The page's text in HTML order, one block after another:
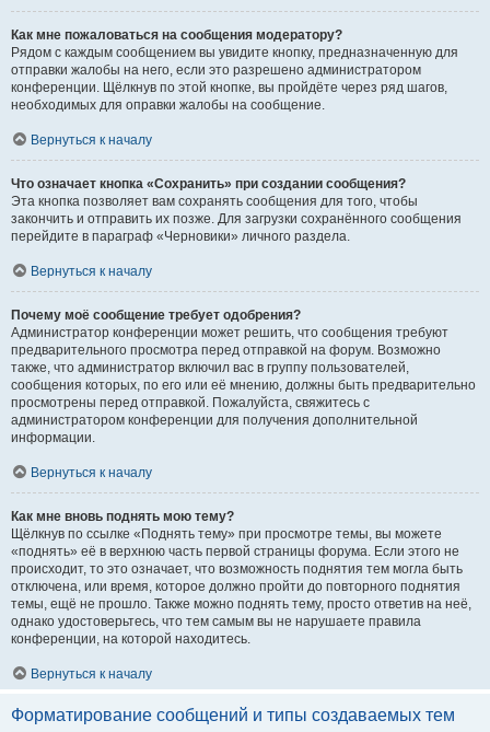
Как мне пожаловаться на сообщения модератору?
Рядом с каждым сообщением вы увидите кнопку, предназначенную для
отправки жалобы на него, если это разрешено администратором
конференции. Щёлкнув по этой кнопке, вы пройдёте через ряд шагов,
необходимых для оправки жалобы на сообщение.
Вернуться к началу
Что означает кнопка «Сохранить» при создании сообщения?
Эта кнопка позволяет вам сохранять сообщения для того, чтобы
закончить и отправить их позже. Для загрузки сохранённого сообщения
перейдите в параграф «Черновики» личного раздела.
Вернуться к началу
Почему моё сообщение требует одобрения?
Администратор конференции может решить, что сообщения требуют
предварительного просмотра перед отправкой на форум. Возможно
также, что администратор включил вас в группу пользователей,
сообщения которых, по его или её мнению, должны быть предварительно
просмотрены перед отправкой. Пожалуйста, свяжитесь с
администратором конференции для получения дополнительной
информации.
Вернуться к началу
Как мне вновь поднять мою тему?
Щёлкнув по ссылке «Поднять тему» при просмотре темы, вы можете
«поднять» её в верхнюю часть первой страницы форума. Если этого не
происходит, то это означает, что возможность поднятия тем могла быть
отключена, или время, которое должно пройти до повторного поднятия
темы, ещё не прошло. Также можно поднять тему, просто ответив на неё,
однако удостоверьтесь, что тем самым вы не нарушаете правила
конференции, на которой находитесь.
Вернуться к началу
Форматирование сообщений и типы создаваемых тем